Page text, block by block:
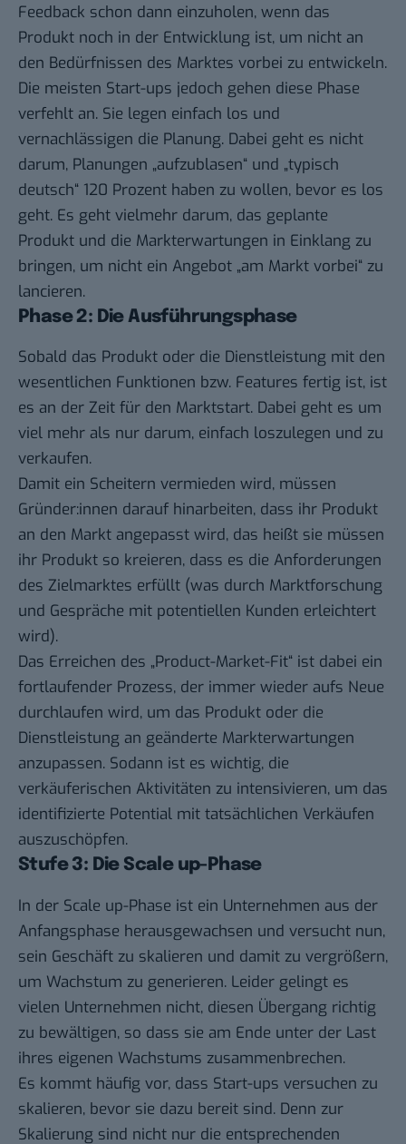
Feedback schon dann einzuholen, wenn das
Produkt noch in der Entwicklung ist, um nicht an
den Bedürfnissen des Marktes vorbei zu entwickeln.
Die meisten Start-ups jedoch gehen diese Phase
verfehlt an. Sie legen einfach los und
vernachlässigen die Planung. Dabei geht es nicht
darum, Planungen „aufzublasen“ und „typisch
deutsch“ 120 Prozent haben zu wollen, bevor es los
geht. Es geht vielmehr darum, das geplante
Produkt und die Markterwartungen in Einklang zu
bringen, um nicht ein Angebot „am Markt vorbei“ zu
lancieren.
Phase 2: Die Ausführungsphase
Sobald das Produkt oder die Dienstleistung mit den
wesentlichen Funktionen bzw. Features fertig ist, ist
es an der Zeit für den Marktstart. Dabei geht es um
viel mehr als nur darum, einfach loszulegen und zu
verkaufen.
Damit ein Scheitern vermieden wird, müssen
Gründer:innen darauf hinarbeiten, dass ihr Produkt
an den Markt angepasst wird, das heißt sie müssen
ihr Produkt so kreieren, dass es die Anforderungen
des Zielmarktes erfüllt (was durch Marktforschung
und Gespräche mit potentiellen Kunden erleichtert
wird).
Das Erreichen des „Product-Market-Fit“ ist dabei ein
fortlaufender Prozess, der immer wieder aufs Neue
durchlaufen wird, um das Produkt oder die
Dienstleistung an geänderte Markterwartungen
anzupassen. Sodann ist es wichtig, die
verkäuferischen Aktivitäten zu intensivieren, um das
identifizierte Potential mit tatsächlichen Verkäufen
auszuschöpfen.
Stufe 3: Die Scale up-Phase
In der Scale up-Phase ist ein Unternehmen aus der
Anfangsphase herausgewachsen und versucht nun,
sein Geschäft zu skalieren und damit zu vergrößern,
um Wachstum zu generieren. Leider gelingt es
vielen Unternehmen nicht, diesen Übergang richtig
zu bewältigen, so dass sie am Ende unter der Last
ihres eigenen Wachstums zusammenbrechen.
Es kommt häufig vor, dass Start-ups versuchen zu
skalieren, bevor sie dazu bereit sind. Denn zur
Skalierung sind nicht nur die entsprechenden